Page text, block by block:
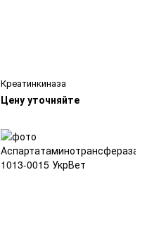
Креатинкиназа
Цену уточняйте